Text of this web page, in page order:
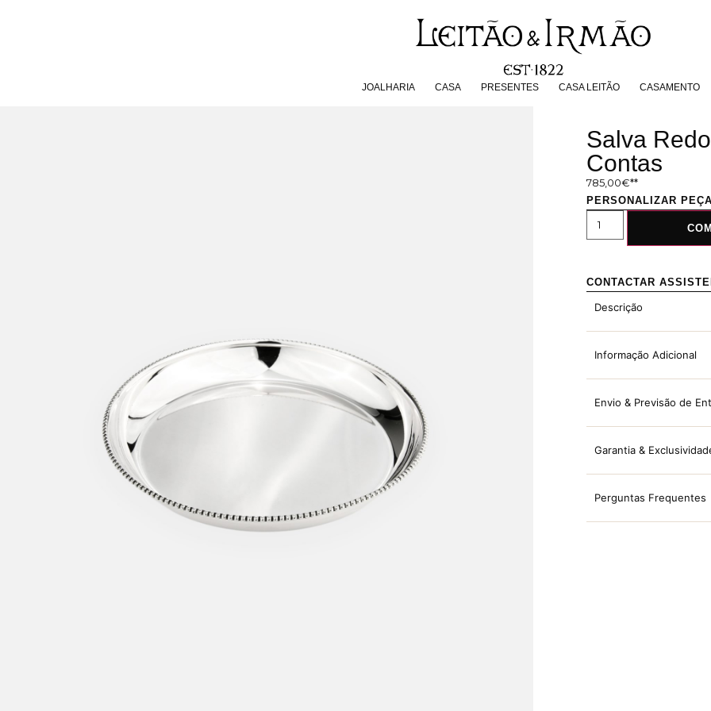
JOALHARIA CASA PRESENTES CASA LEITÃO CASAMENTO
PRESENTES CASA LEITÃO
Salva
Contas
785,00€
PERSONALIZAR PEÇA
CONTACTAR
Descrição
Informação Adicional
Envio & Previsão de
Garantia &
Perguntas Frequentes